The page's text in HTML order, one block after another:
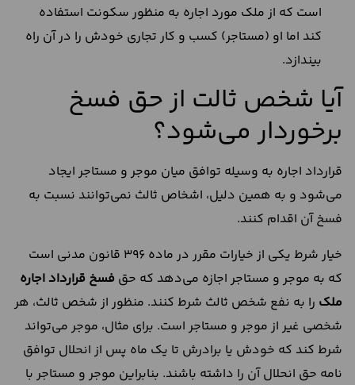
است که از ملک مورد اجاره به منظور سکونت استفاده
کند اما او (مستاجر) کسب و کار تجاری خودش را در آن راه
بیندازد.
آیا شخص ثالت از حق فسخ
برخوردار می‌شود؟
قرارداد اجاره به وسیله توافق میان موجر و مستاجر ایجاد
می‌شود و به همین دلیل، اشخاص ثالث نمی‌توانند نسبت به
فسخ آن اقدام کنند.
خیار شرط یکی از خیارات مقرر در ماده 396 قانون مدنی است
که به موجر و مستاجر اجازه می‌دهد که حق فسخ قرارداداجاره
ملک را به نفع شخص ثالث شرط کنند. منظور از شخص ثالث، هر
شخصی غیر از موجر و مستاجر است. برای مثال، موجر می‌تواند
شرط کند که خودش یا برادرش تا یک ماه پس از انحلال توافق
نامه حق انحلال آن را داشته باشند. بنابراین موجر و مستاجر با